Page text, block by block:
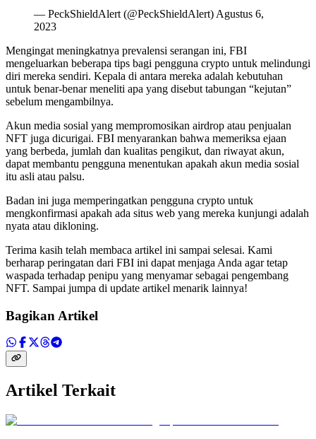
— PeckShieldAlert (@PeckShieldAlert) Agustus 6,
2023
Mengingat meningkatnya prevalensi serangan ini, FBI
mengeluarkan beberapa tips bagi pengguna crypto untuk melindungi
diri mereka sendiri. Kepala di antara mereka adalah kebutuhan
untuk benar-benar meneliti apa yang disebut tabungan “kejutan”
sebelum mengambilnya.
Akun media sosial yang mempromosikan airdrop atau penjualan
NFT juga dicurigai. FBI menyarankan bahwa memeriksa ejaan
yang berbeda, jumlah dan kualitas pengikut, dan riwayat akun,
dapat membantu pengguna menentukan apakah akun media sosial
itu asli atau palsu.
Badan ini juga memperingatkan pengguna crypto untuk
mengkonfirmasi apakah ada situs web yang mereka kunjungi adalah
nyata atau dikloning.
Terima kasih telah membaca artikel ini sampai selesai. Kami
berharap peringatan dari FBI ini dapat menjaga Anda agar tetap
waspada terhadap penipu yang menyamar sebagai pengembang
NFT. Sampai jumpa di update artikel menarik lainnya!
Bagikan Artikel
Artikel Terkait